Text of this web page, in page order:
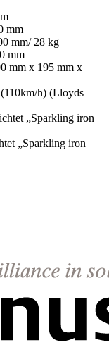
mm
mm/ 28 kg
mm
mm x 195 mm x
h) (Lloyds
„Sparkling iron
„Sparkling iron